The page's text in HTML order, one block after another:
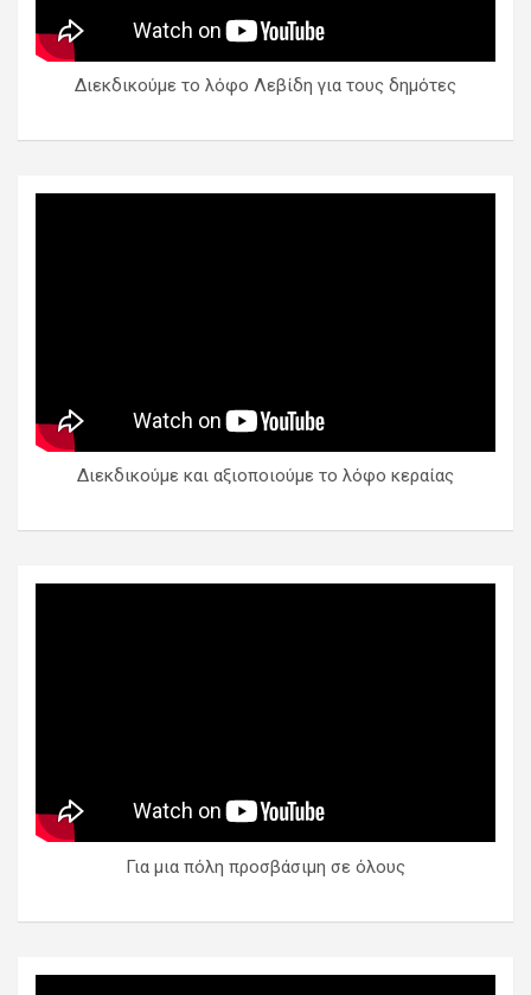
Διεκδικούμε το λόφο Λεβίδη για τους δημότες
Διεκδικούμε και αξιοποιούμε το λόφο κεραίας
Για μια πόλη προσβάσιμη σε όλους